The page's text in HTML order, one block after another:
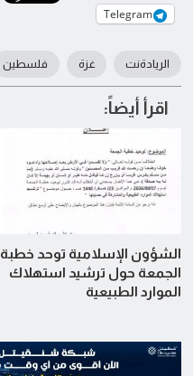
Telegram
الريادةنت غزة فلسطين
اقرأ أيضاً:
الشؤون الإسلامية توحد خطبة
الجمعة حول ترشيد استهلاك
الموارد الطبيعية